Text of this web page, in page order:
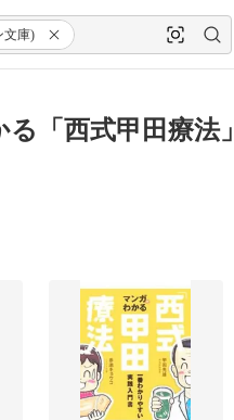
文庫)
る「西式甲田療